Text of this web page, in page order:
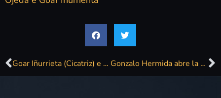
Goar Iñurrieta (Cicatriz) e Javier Ojeda (Danza Invisible) comparten escenario coa Banda de Música de Poio Gonzalo Hermida abre la séptima temporada de ‘Los Acústicos del Buenavista’ en el Museo Lázaro Galdiano